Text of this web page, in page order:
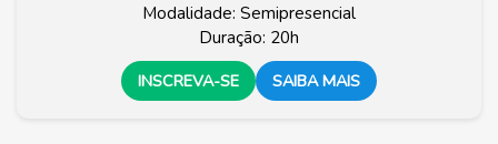
Modalidade: Semipresencial
Duração: 20h
INSCREVA-SE
SAIBA MAIS